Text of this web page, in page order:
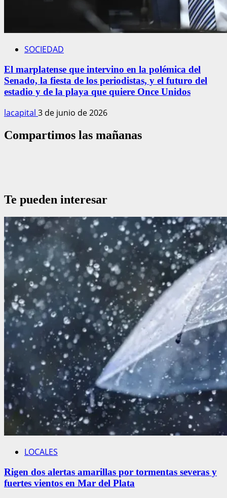
SOCIEDAD
El marplatense que intervino en la polémica del
Senado, la fiesta de los periodistas, y el futuro del
estadio y de la playa que quiere Once Unidos
lacapital 3 de junio de 2026
Compartimos las mañanas
Te pueden interesar
LOCALES
Rigen dos alertas amarillas por tormentas severas y
fuertes vientos en Mar del Plata